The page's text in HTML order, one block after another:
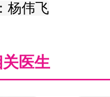
杨伟飞
医生